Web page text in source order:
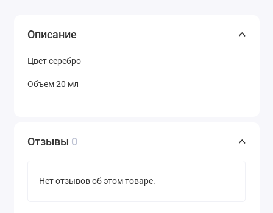
Описание
Цвет серебро
Объем 20 мл
Отзывы 0
Нет отзывов об этом товаре.